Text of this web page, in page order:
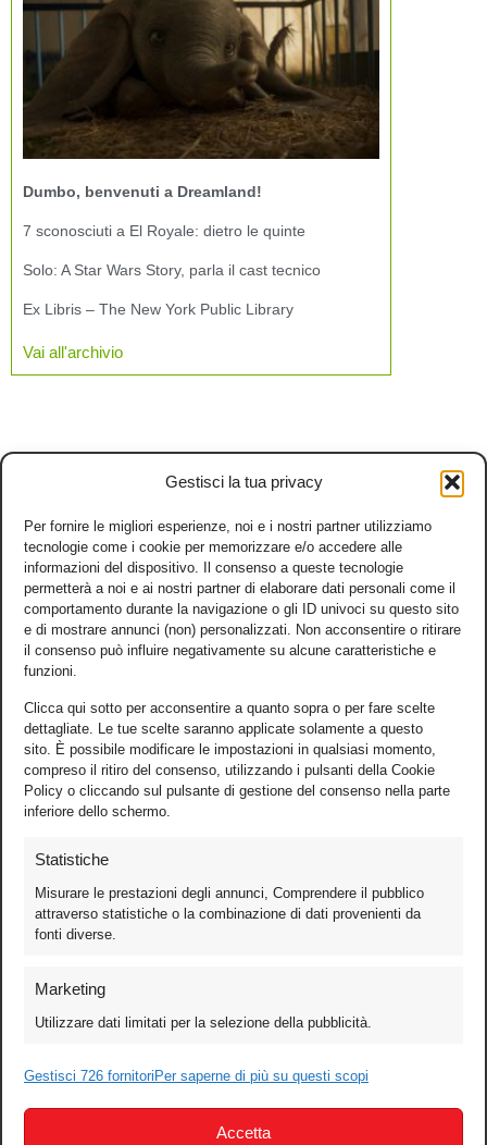
Gestisci la tua privacy
Per fornire le migliori esperienze, noi e i nostri partner utilizziamo
tecnologie come i cookie per memorizzare e/o accedere alle
informazioni del dispositivo. Il consenso a queste tecnologie
permetterà a noi e ai nostri partner di elaborare dati personali come il
comportamento durante la navigazione o gli ID univoci su questo sito
e di mostrare annunci (non) personalizzati. Non acconsentire o ritirare
il consenso può influire negativamente su alcune caratteristiche e
funzioni.
Clicca qui sotto per acconsentire a quanto sopra o per fare scelte
dettagliate. Le tue scelte saranno applicate solamente a questo
sito. È possibile modificare le impostazioni in qualsiasi momento,
compreso il ritiro del consenso, utilizzando i pulsanti della Cookie
Policy o cliccando sul pulsante di gestione del consenso nella parte
inferiore dello schermo.
Statistiche
Misurare le prestazioni degli annunci, Comprendere il pubblico
attraverso statistiche o la combinazione di dati provenienti da
fonti diverse.
Marketing
Utilizzare dati limitati per la selezione della pubblicità.
Gestisci 726 fornitori Per saperne di più su questi scopi
Accetta
Dumbo, benvenuti a Dreamland!
7 sconosciuti a El Royale: dietro le quinte
Solo: A Star Wars Story, parla il cast tecnico
Ex Libris – The New York Public Library
Vai all'archivio
Games
Test